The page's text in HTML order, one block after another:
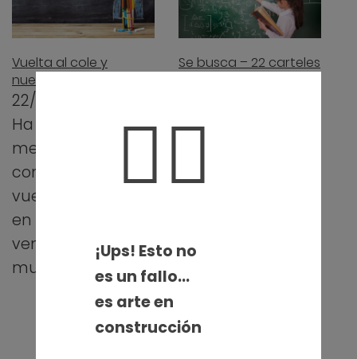
Vuelta al cole y
nuevos retos
22/09/2021
Ha pasado casi un
mes desde que
comenzó "la
vuelta al cole". Y
en mi caso ha
venido con
muchos…
Se busca – 22 carteles
09/03/2020
comenté en el
ocho carteles
sobre mujeres
pasado curso
🤦‍♀️
¡Ups! Esto no
es un fallo…
es arte en
construcción